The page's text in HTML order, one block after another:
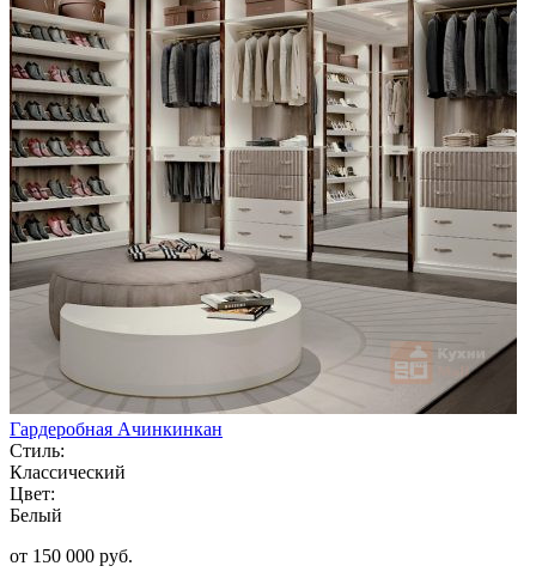
Гардеробная Ачинкинкан
Стиль:
Классический
Цвет:
Белый
от 150 000 руб.